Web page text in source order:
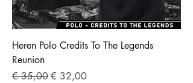
Heren Polo Credits To The Legends
Reunion
Normale prijs
€ 35,00Verkoopprijs
€ 32,00